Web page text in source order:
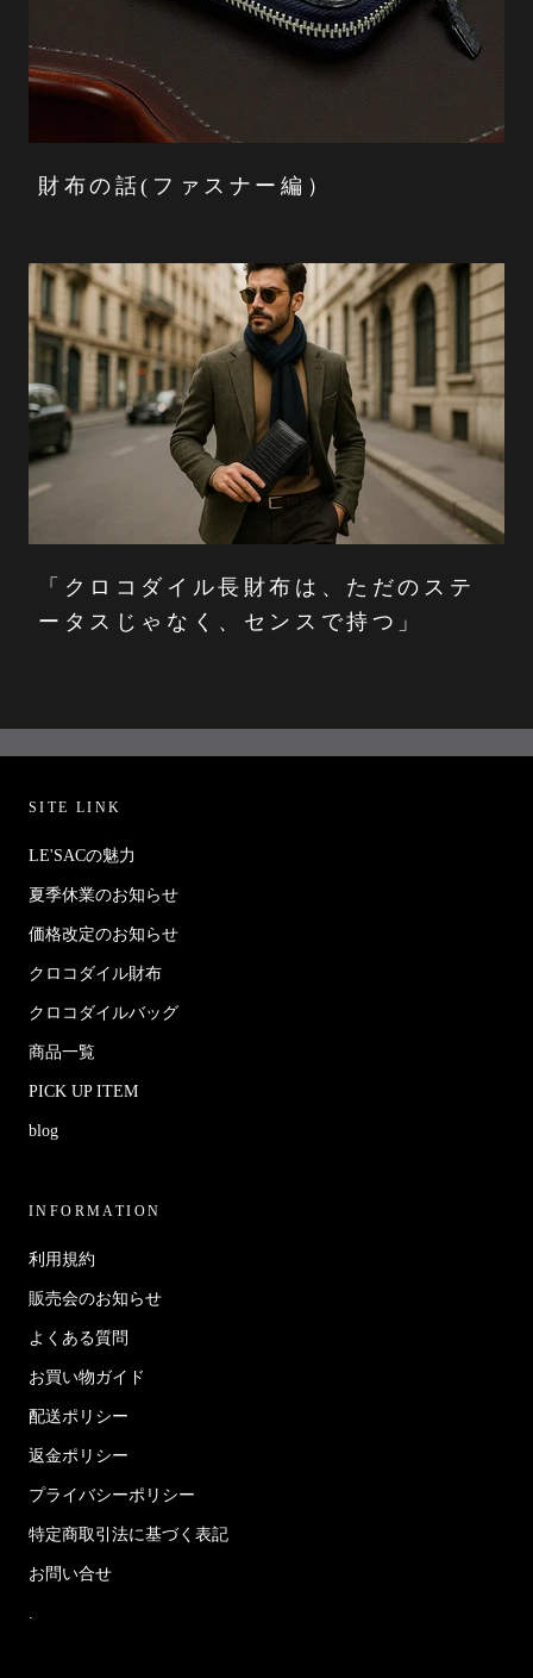
財布の話(ファスナー編）
「クロコダイル長財布は、ただのステ
ータスじゃなく、センスで持つ」
SITE LINK
LE'SACの魅力
夏季休業のお知らせ
価格改定のお知らせ
クロコダイル財布
クロコダイルバッグ
商品一覧
PICK UP ITEM
blog
INFORMATION
利用規約
販売会のお知らせ
よくある質問
お買い物ガイド
配送ポリシー
返金ポリシー
プライバシーポリシー
特定商取引法に基づく表記
お問い合せ